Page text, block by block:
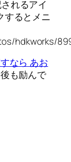
れるアイ
するとメニ
hdkworks/
なら あお
も励んで